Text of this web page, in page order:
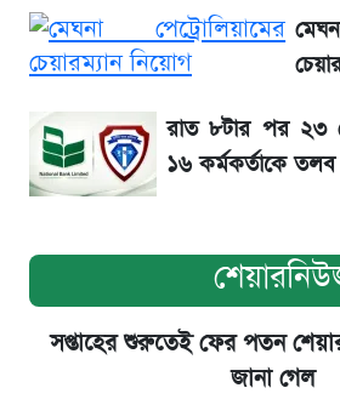
কাদের সিদ্দিকী
রাত ৮টার পর ২৩
১৬ কর্মকর্তাকে তলব
সপ্তাহের শুরুতেই ফের পতন
জানা গেল